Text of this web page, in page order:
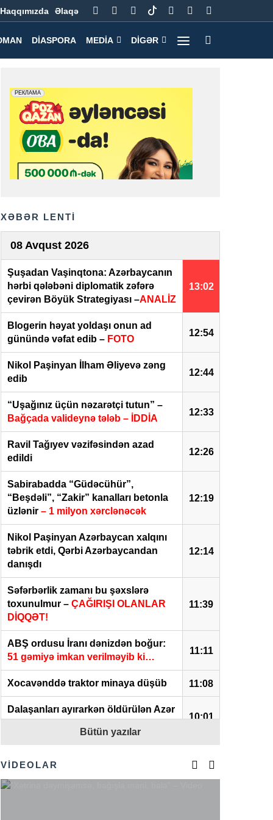
Haqqımızda Əlaqə
DIASPORA MEDIA DIGƏR
XƏBƏR LENTİ
08 Avqust 2026
13:02
Şuşadan Vaşinqtona: Azərbaycanın
hərbi qələbəni diplomatik zəfərə
çevirən Böyük Strategiyası –ANALİZ
12:54
Blogerin həyat yoldaşı onun ad
günündə vəfat edib – FOTO
12:44
Nikol Paşinyan İlham Əliyevə zəng
edib
12:33
“Uşağınız üçün nəzarətçi tutun” –
Bağçada valideynə tələb – İDDİA
12:26
Ravil Tağıyev vəzifəsindən azad
edildi
12:19
Sabirabadda “Güdəcühür”,
“Beşdəli”, “Zakir” kanalları betonla
üzlənir – 1 milyon xərclənəcək
12:14
Nikol Paşinyan Azərbaycan xalqını
təbrik etdi, Qərbi Azərbaycandan
danışdı
11:39
Səfərbərlik zamanı bu şəxslərə
toxunulmur – ÇAĞIRIŞI OLANLAR
DİQQƏT!
11:11
ABŞ ordusu İranı dənizdən boğur:
51 gəmiyə imkan verilməyib ki…
11:08
Xocavənddə traktor minaya düşüb
10:01
Dalaşanları ayırarkən öldürülən Azər
yolu ilə həllini dəstəkləyirik” –
Ukrayna Rusiyanın sənaye
Bütün yazılar
VİDEOLAR